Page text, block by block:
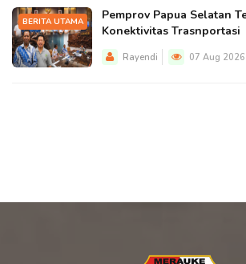
BERITA UTAMA
Pemprov Papua Selatan
Konektivitas Trasnportasi
Rayendi 07 Aug